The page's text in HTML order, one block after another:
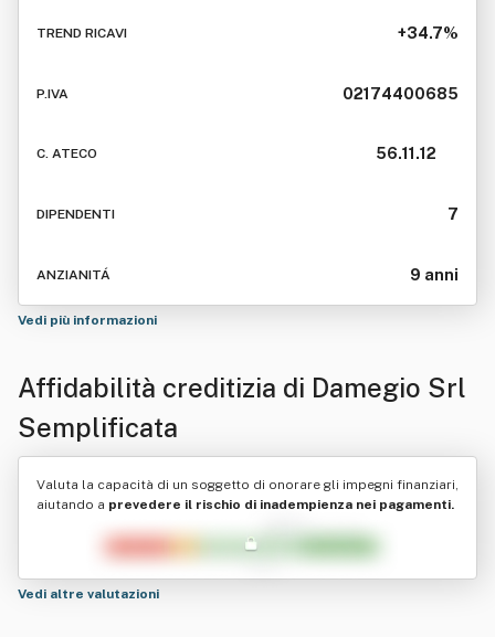
TREND RICAVI +34.7%
P.IVA 02174400685
C. ATECO 56.11.12
DIPENDENTI 7
ANZIANITÁ 9 anni
Vedi più informazioni
Affidabilità creditizia di Damegio Srl
Semplificata
Valuta la capacità di un soggetto di onorare gli impegni finanziari,
aiutando a prevedere il rischio di inadempienza nei pagamenti.
Vedi altre valutazioni